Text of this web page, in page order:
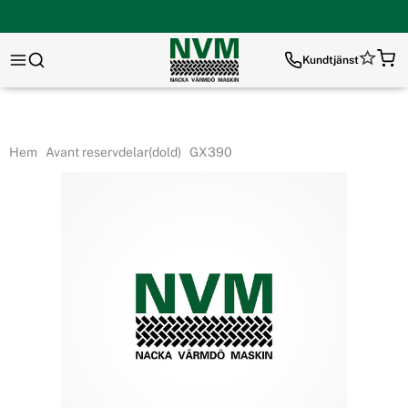
Kundtjänst
Hem Avant reservdelar(dold) GX390